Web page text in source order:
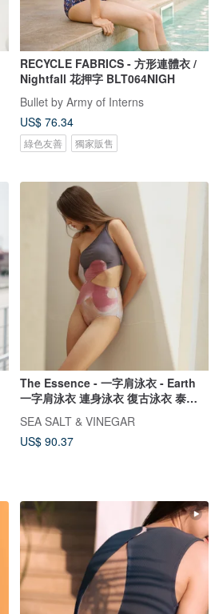
RECYCLE FABRICS - 方形連體衣 /
Nightfall 花押字 BLT064NIGH
Bullet by Army of Interns
US$ 76.34
綠色友善 獨家販售
The Essence - 一字肩泳衣 - Earth
一字肩泳衣 連身泳衣 復古泳衣 泰國
SEA SALT & VINEGAR
US$ 90.37